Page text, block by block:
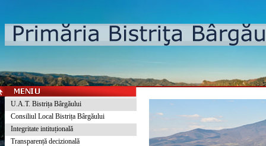
U.A.T. Bistrița Bârgăului
Consiliul Local Bistrița Bârgăului
Integritate intituțională
Transparență decizională